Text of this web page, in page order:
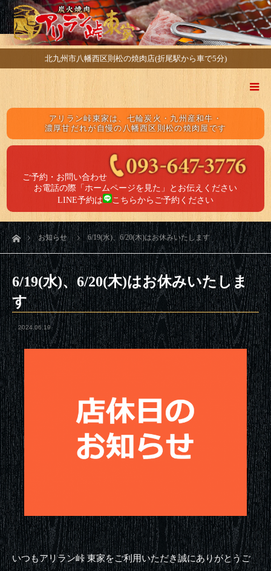
北九州市八幡西区則松の焼肉店(折尾駅から車で5分)
アリラン峠東家は、七輪炭火・九州産和牛・
濃厚甘だれが自慢の八幡西区則松の焼肉屋です
ご予約・お問い合わせ
お電話の際「ホームページを見た」とお伝えください
LINE予約は
こちらからご予約ください
ホームお知らせ 6/19(水)、6/20(木)はお休みいたします
6/19(水)、6/20(木)はお休みいたしま
す
2024.06.19
いつもアリラン峠 東家をご利用いただき誠にありがとうご